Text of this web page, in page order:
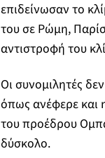
επιδείνωσαν το
του σε Ρώμη,
αντιστροφή του
Οι συνομιλητές
όπως ανέφερε και
του προέδρου
δύσκολο.